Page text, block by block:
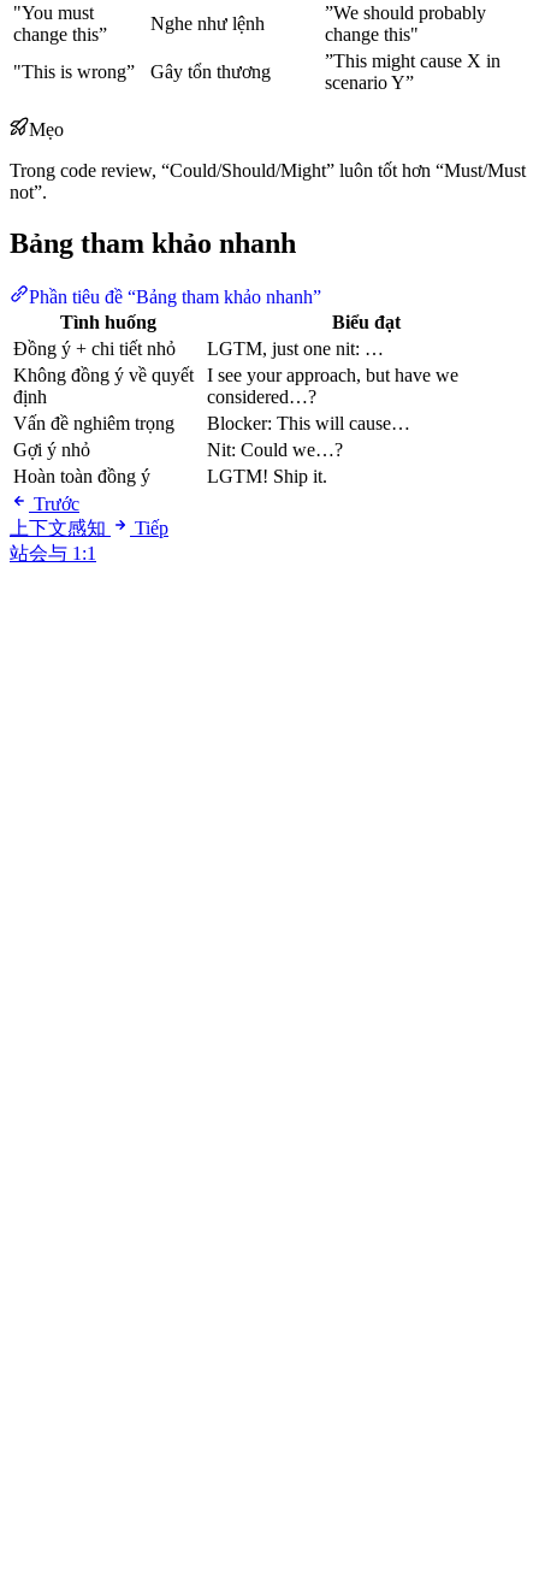
"You must
change this”
Nghe như lệnh
”We should probably
change this"
"This is wrong”
Gây tổn thương
”This might cause X in
scenario Y”
Mẹo
Trong code review, “Could/Should/Might” luôn tốt hơn “Must/Must
not”.
Bảng tham khảo nhanh
Phần tiêu đề “Bảng tham khảo nhanh”
Tình huống
Biểu đạt
Đồng ý + chi tiết nhỏ
LGTM, just one nit: …
Không đồng ý về quyết
định
I see your approach, but have we
considered…?
Vấn đề nghiêm trọng
Blocker: This will cause…
Gợi ý nhỏ
Nit: Could we…?
Hoàn toàn đồng ý
LGTM! Ship it.
Trước
上下文感知
Tiếp
站会与 1:1